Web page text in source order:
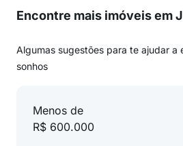
Encontre mais imóveis em
Algumas sugestões para te ajudar a
sonhos
Menos de
R$ 600.000